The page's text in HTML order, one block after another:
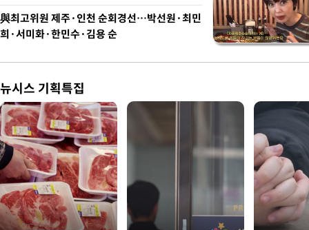
與최고위원 제주·인천 순회경선…박선원·최민
희·서미화·한민수·김용 순
뉴시스 기획특집